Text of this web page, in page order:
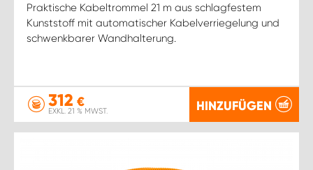
Praktische Kabeltrommel 21 m aus schlagfestem
Kunststoff mit automatischer Kabelverriegelung und
schwenkbarer Wandhalterung.
312 €
EXKL. 21 % MWST. HINZUFÜGEN